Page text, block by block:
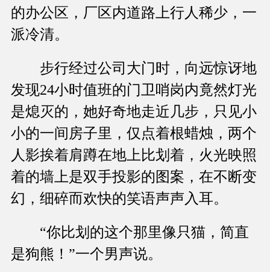
的办公区，厂区内道路上行人稀少，一
派冷清。
步行经过公司大门时，向远惊讶地
发现24小时值班的门卫哨岗内竟然灯光
是熄灭的，她好奇地走近几步，只见小
小的一间房子里，仅点着根蜡烛，两个
人影挨着肩蹲在地上比划着，火光映照
着的墙上是双手投影的图案，在不断变
幻，细碎而欢快的笑语声声入耳。
“你比划的这个那里像只猫，简直
是狗熊！”一个男声说。